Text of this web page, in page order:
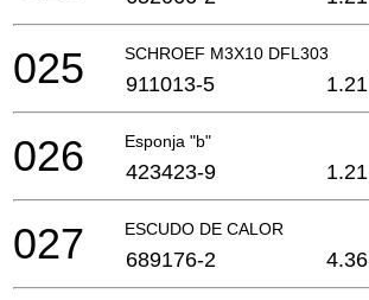
SCHROEF M3X10 DFL303
025 911013-5 1.21
Esponja "b"
026 423423-9 1.21
ESCUDO DE CALOR
027 689176-2 4.36